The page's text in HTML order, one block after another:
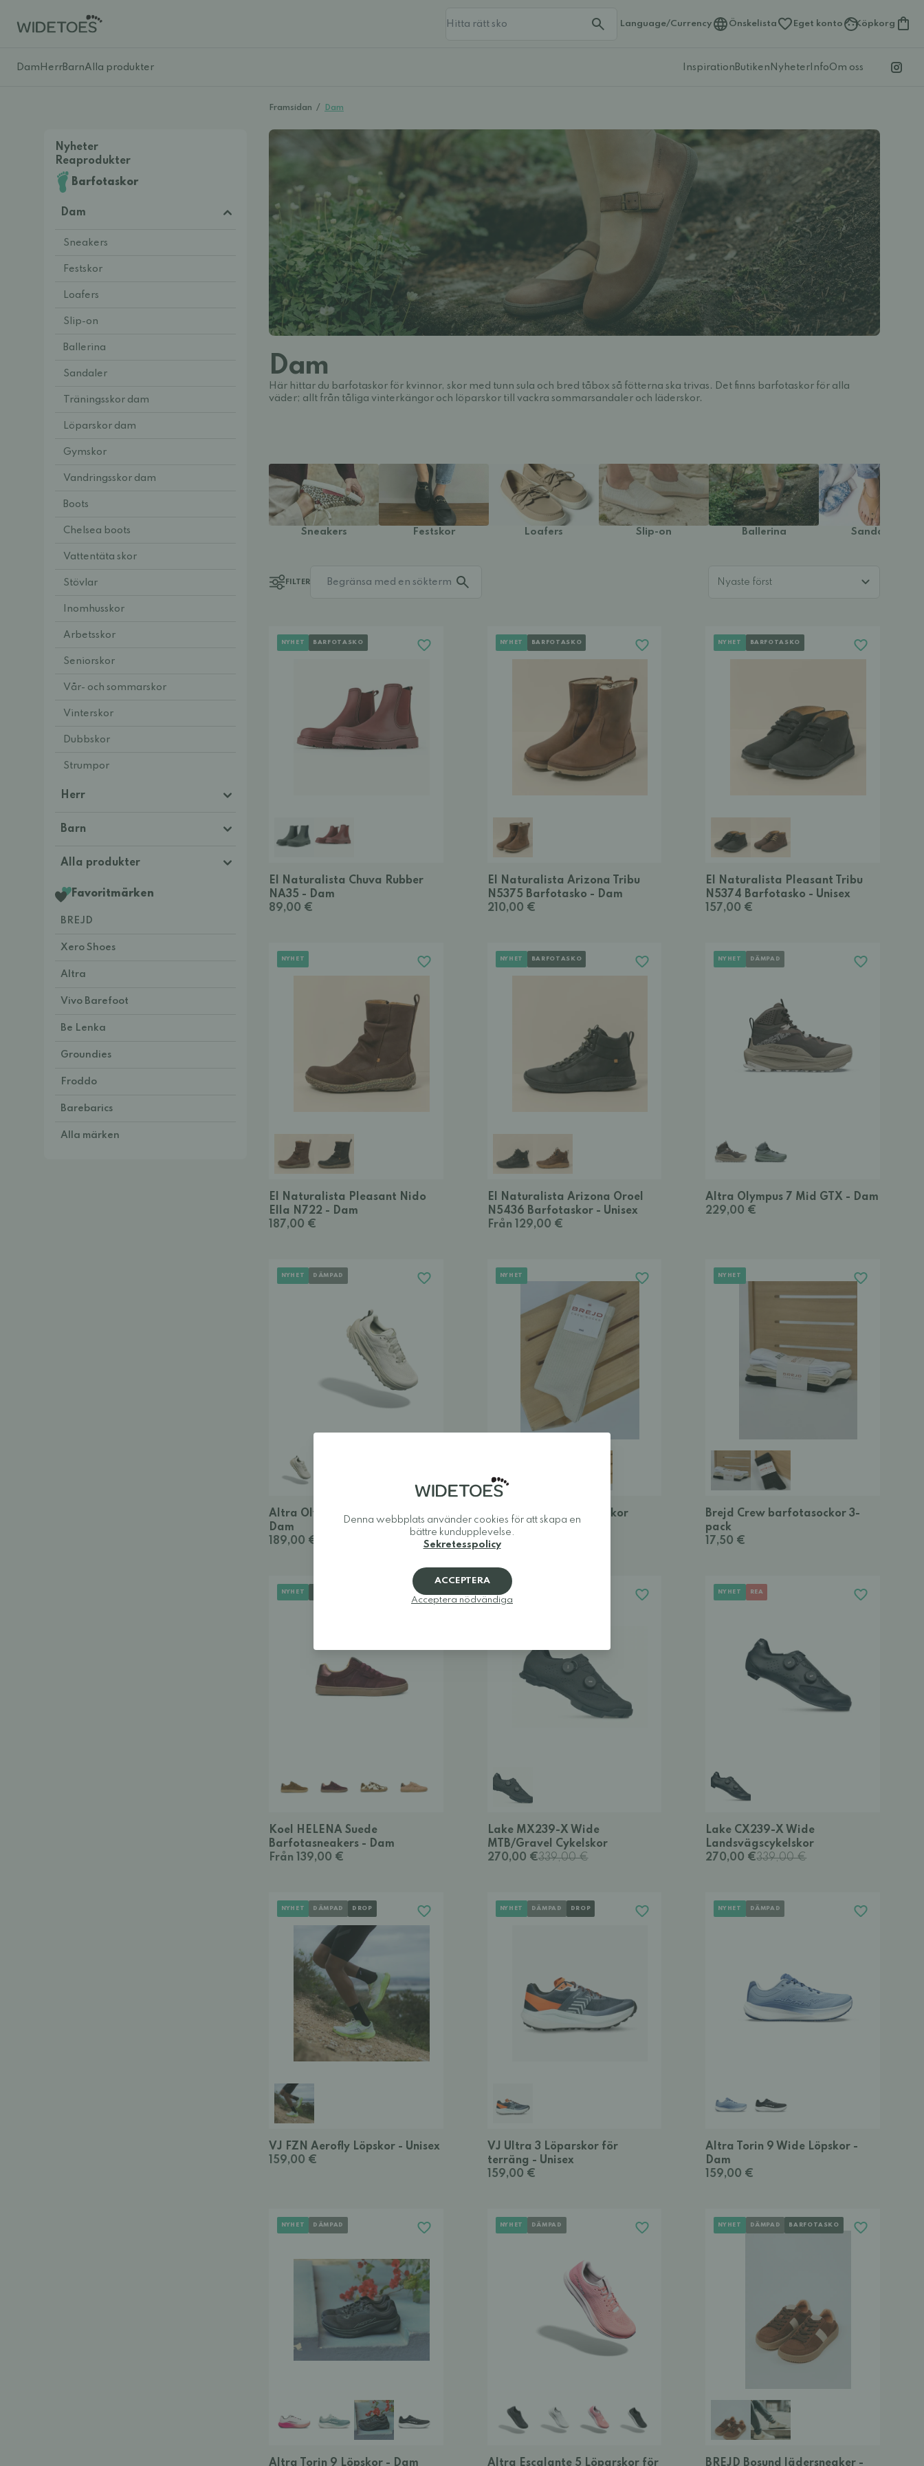
Language/Currency Önskelista Eget konto Köpkorg
Dam HerrBarnAlla produkter Inspiration Butiken Nyheter InfoOm oss
Framsidan / Dam
Nyheter
Reaprodukter
Barfotaskor
Dam
Sneakers
Festskor
Loafers
Slip-on
Ballerina
Sandaler
Träningsskor dam
Löparskor dam
Gymskor
Vandringsskor dam
Boots
Chelsea boots
Vattentäta skor
Stövlar
Inomhusskor
Arbetsskor
Seniorskor
Vår- och sommarskor
Vinterskor
Dubbskor
Strumpor
Herr
Barn
Alla produkter
Favoritmärken
BREJD
Xero Shoes
Altra
Vivo Barefoot
Be Lenka
Groundies
Froddo
Barebarics
Alla märken
Dam
Här hittar du barfotaskor för kvinnor, skor med tunn sula och bred tåbox så fötterna ska trivas. Det finns barfotaskor för alla
väder; allt från tåliga vinterkängor och löparskor till vackra sommarsandaler och läderskor.
Sneakers Festskor Loafers Slip-on Ballerina Sandaler
FILTER
NYHET BARFOTASKO
El Naturalista Chuva Rubber
NA35 - Dam
89,00 €
NYHET BARFOTASKO
El Naturalista Arizona Tribu
N5375 Barfotasko - Dam
210,00 €
NYHET BARFOTASKO
El Naturalista Pleasant Tribu
N5374 Barfotasko - Unisex
157,00 €
NYHET
El Naturalista Pleasant Nido
Ella N722 - Dam
187,00 €
NYHET BARFOTASKO
El Naturalista Arizona Oroel
N5436 Barfotaskor - Unisex
Från 129,00 €
NYHET DÄMPAD
Altra Olympus 7 Mid GTX - Dam
229,00 €
NYHET DÄMPAD
Altra Olympus 7 löparskor -
Dam
189,00 €
NYHET
Brejd Crew barfotasockor
6,50 €
NYHET
Brejd Crew barfotasockor 3-
pack
17,50 €
NYHET
Koel HELENA Suede
Barfotasneakers - Dam
Från 139,00 €
NYHET
Lake MX239-X Wide
MTB/Gravel Cykelskor
270,00 €339,00 €
NYHET REA
Lake CX239-X Wide
Landsvägscykelskor
270,00 €339,00 €
NYHET DÄMPAD DROP
VJ FZN Aerofly Löpskor - Unisex
159,00 €
NYHET DÄMPAD DROP
VJ Ultra 3 Löparskor för
terräng - Unisex
159,00 €
NYHET DÄMPAD
Altra Torin 9 Wide Löpskor -
Dam
159,00 €
NYHET DÄMPAD
Altra Torin 9 Löpskor - Dam
NYHET DÄMPAD
Altra Escalante 5 Löparskor för
NYHET DÄMPAD BARFOTASKO
BREJD Bosund lädersneaker -
Denna webbplats använder cookies för att skapa en
bättre kundupplevelse.
Sekretesspolicy
ACCEPTERA
Acceptera nödvändiga